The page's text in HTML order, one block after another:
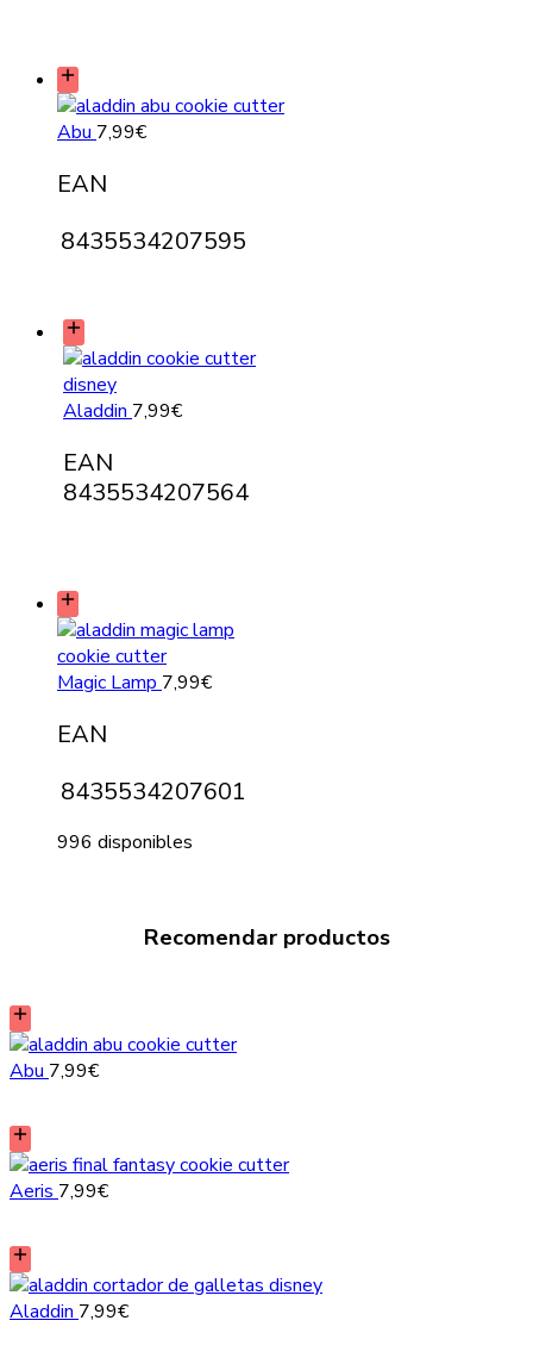
Abu 7,99€
EAN
8435534207595
Aladdin 7,99€
EAN
8435534207564
Magic Lamp 7,99€
EAN
8435534207601
996 disponibles
Recomendar productos
Abu 7,99€
Aeris 7,99€
Aladdin 7,99€